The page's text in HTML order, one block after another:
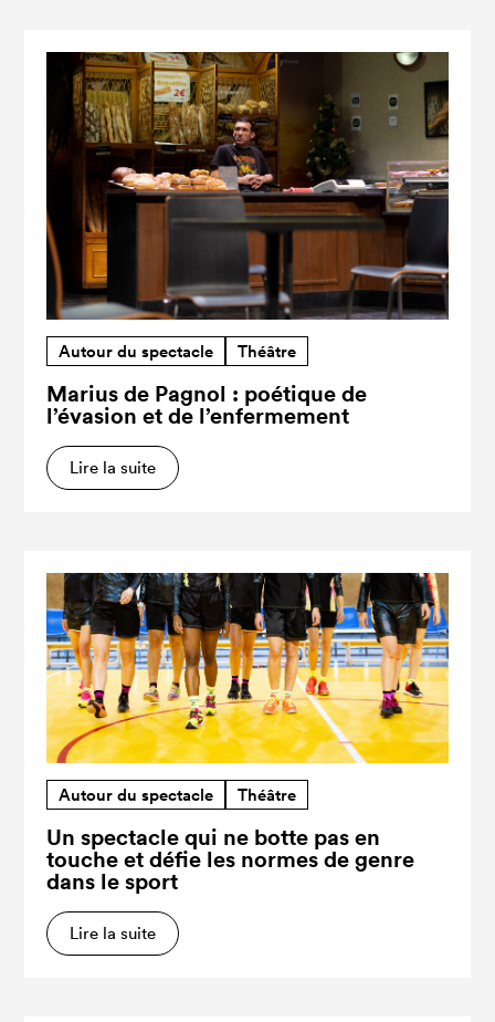
Autour du spectacle Théâtre
Marius de Pagnol : poétique de
l’évasion et de l’enfermement
Lire la suite
Autour du spectacle Théâtre
Un spectacle qui ne botte pas en
touche et défie les normes de genre
dans le sport
Lire la suite